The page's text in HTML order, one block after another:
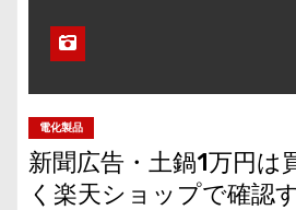
電化製品
新聞広告・土鍋1万円は
く楽天ショップで確認